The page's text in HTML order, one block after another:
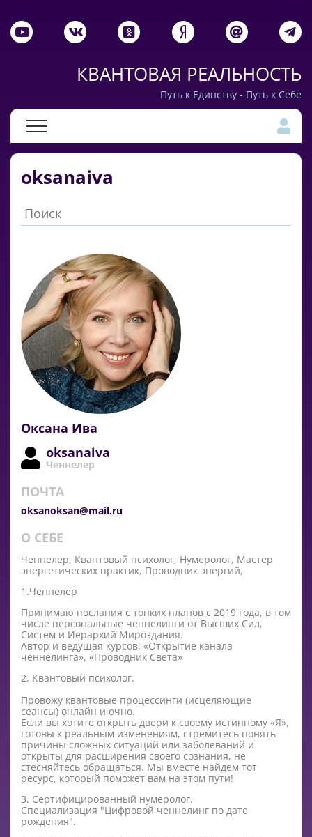
КВАНТОВАЯ РЕАЛЬНОСТЬ
Путь к Единству - Путь к Себе
oksanaiva
Оксана Ива
oksanaiva
Ченнелер
ПОЧТА
oksanoksan@mail.ru
О СЕБЕ
Ченнелер, Квантовый психолог, Нумеролог, Мастер
энергетических практик, Проводник энергий,
1.Ченнелер
Принимаю послания с тонких планов с 2019 года, в том
числе персональные ченнелинги от Высших Сил,
Систем и Иерархий Мироздания.
Автор и ведущая курсов: «Открытие канала
ченнелинга», «Проводник Света»
2. Квантовый психолог.
Провожу квантовые процессинги (исцеляющие
сеансы) онлайн и очно.
Если вы хотите открыть двери к своему истинному «Я»,
готовы к реальным изменениям, стремитесь понять
причины сложных ситуаций или заболеваний и
открыты для расширения своего сознания, не
стесняйтесь обращаться. Мы вместе найдем тот
ресурс, который поможет вам на этом пути!
3. Сертифицированный нумеролог.
Специализация "Цифровой ченнелинг по дате
рождения".